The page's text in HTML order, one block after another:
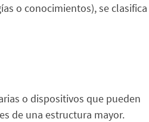
o conocimientos), se clasifica
o dispositivos que pueden
de una estructura mayor.